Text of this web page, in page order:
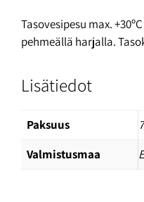
Tasovesipesu max.
pehmeällä harjalla.
Lisätiedot
Paksuus
Valmistusmaa